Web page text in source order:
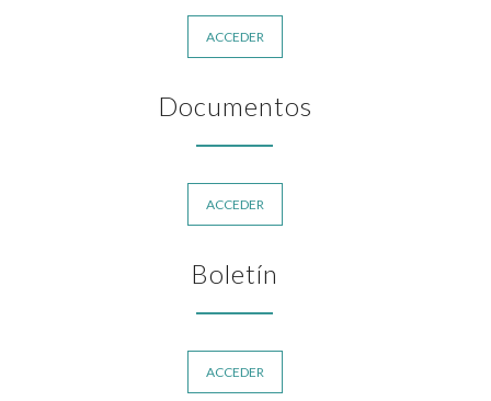
ACCEDER
Documentos
ACCEDER
Boletín
ACCEDER